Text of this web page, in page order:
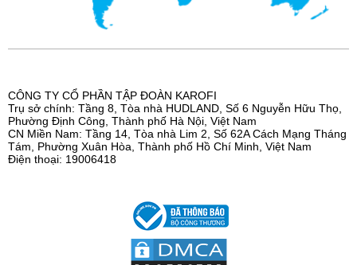
CÔNG TY CỔ PHẦN TẬP ĐOÀN KAROFI
Trụ sở chính: Tầng 8, Tòa nhà HUDLAND, Số 6 Nguyễn Hữu Thọ,
Phường Định Công, Thành phố Hà Nội, Việt Nam
CN Miền Nam: Tầng 14, Tòa nhà Lim 2, Số 62A Cách Mạng Tháng
Tám, Phường Xuân Hòa, Thành phố Hồ Chí Minh, Việt Nam
Điện thoại: 19006418